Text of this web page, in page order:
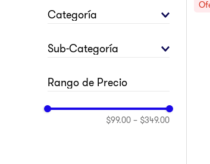
TELEFONÍA
Categoría
TODO PARA TU CELULAR
Sub-Categoría
CARGADORES Y CABLES
$99.00 – $349.00